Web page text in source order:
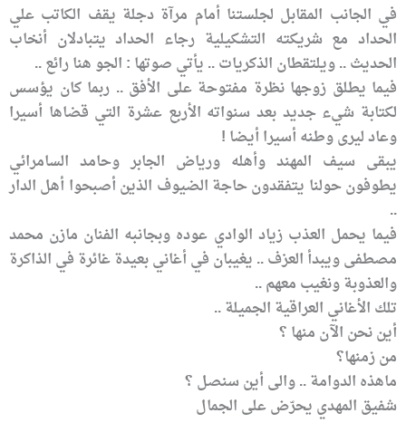
في الجانب المقابل لجلستنا أمام مرآة دجلة يقف الكاتب علي
الحداد مع شريكته التشكيلية رجاء الحداد يتبادلان أنخاب
الحديث .. ويلتقطان الذكريات .. يأتي صوتها : الجو هنا رائع ..
فيما يطلق زوجها نظرة مفتوحة على الأفق .. ربما كان يؤسس
لكتابة شيء جديد بعد سنواته الأربع عشرة التي قضاها أسيرا
وعاد ليرى وطنه أسيرا أيضا !
يبقى سيف المهند وأهله ورياض الجابر وحامد السامرائي
يطوفون حولنا يتفقدون حاجة الضيوف الذين أصبحوا أهل الدار
..
فيما يحمل العذب زياد الوادي عوده وبجانبه الفنان مازن محمد
مصطفى ويبدأ العزف .. يغيبان في أغاني بعيدة غائرة في الذاكرة
والعذوبة ونغيب معهم ..
تلك الأغاني العراقية الجميلة ..
أين نحن الآن منها ؟
من زمنها؟
ماهذه الدوامة .. والى أين سنصل ؟
شفيق المهدي يحرّض على الجمال